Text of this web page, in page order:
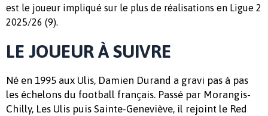
est le joueur impliqué sur le plus de réalisations en Ligue 2
2025/26 (9).
LE JOUEUR À SUIVRE
Né en 1995 aux Ulis, Damien Durand a gravi pas à pas
les échelons du football français. Passé par Morangis-
Chilly, Les Ulis puis Sainte-Geneviève, il rejoint le Red